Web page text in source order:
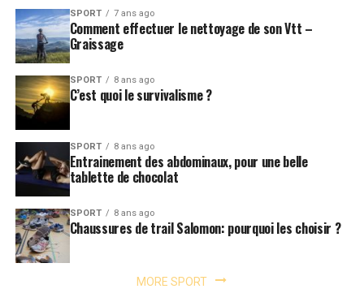
SPORT 7 ans ago
Comment effectuer le nettoyage de son Vtt –
Graissage
SPORT 8 ans ago
C’est quoi le survivalisme ?
SPORT 8 ans ago
Entrainement des abdominaux, pour une belle
tablette de chocolat
SPORT 8 ans ago
Chaussures de trail Salomon: pourquoi les choisir ?
MORE SPORT